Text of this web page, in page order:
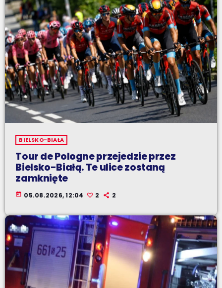
BIELSKO-BIAŁA
Tour de Pologne przejedzie przez
Bielsko-Białą. Te ulice zostaną
zamknięte
today 05.08.2026, 12:04 2 2